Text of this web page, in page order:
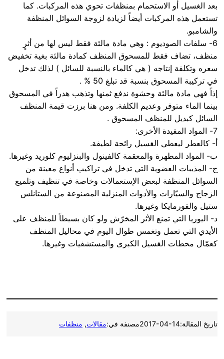
بعد الغسيل أو الاستحمام بمنظفات تحوي هذه المركبات. كما
تستعمل هذه المركبات أيضاً لزيادة لزوجة السوائل المنظفة
والشامبو.
6- سلفات الصوديوم : وهي مادة مالئة فقط ليس لها من أثرٍ
منظف، تضاف فقط للمسحوق المنظف كمادة مالئة بغية تخفيض
سعره وتكلفة إنتاجه ( هي كالماء بالنسبة للسائل ) لذلك تدخل
في تركيبة المسحوق بنسبة قد تبلغ 50 % .
إذاً فهي مادة مالئة وحشوة ندفع ثمنها وتذهب هدراً في المسحوق
بينما الماء متوفر وعديم الكلفة. ومن هنا برزت قيمة المنظف
السائل كبديل للمنظف المسحوق .
7- المواد المفيدة الأخرى:
أ- كالعطر ليعطي الغسيل رائحة لطيفة.
ب- المواد المطهرة والمعقمة كالفينول والبنزليوم كلوريد وغيرها.
ج- المذيبات العضوية التي تدخل في تراكيب أنواع معينة من
السوائل المنظفة لبعض الإستعمالات وخاصة في تنظيف وتلميع
الزجاج والسيّارات والأدوات المنزلية المصنوعة من الستانلس
ستيل والفورمايكا وغيرها.
د- اليوريا التي تمنع الأثر المخرّش ولو كان بسيطاً للمنظف على
الأيدي التي تعمل وتغمس طوال اليوم في محاليل المنظف
كعمّال محطات الغسيل الكبرى والمستشفيات وغيرها.
تاريخ المقالة:2017-04-14مصنفة في:مقالات, منظفات